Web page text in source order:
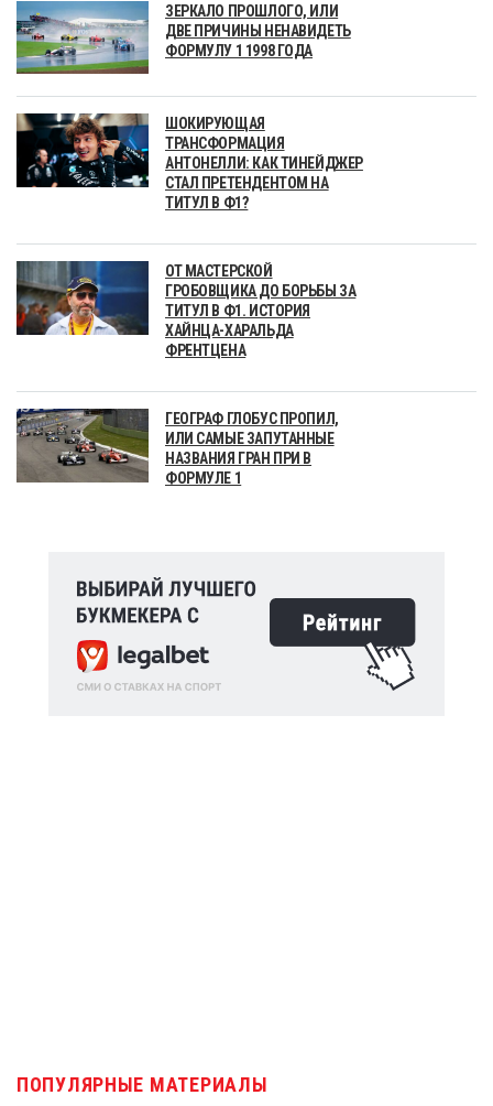
ЗЕРКАЛО ПРОШЛОГО, ИЛИ
ДВЕ ПРИЧИНЫ НЕНАВИДЕТЬ
ФОРМУЛУ 1 1998 ГОДА
ШОКИРУЮЩАЯ
ТРАНСФОРМАЦИЯ
АНТОНЕЛЛИ: КАК ТИНЕЙДЖЕР
СТАЛ ПРЕТЕНДЕНТОМ НА
ТИТУЛ В Ф1?
ОТ МАСТЕРСКОЙ
ГРОБОВЩИКА ДО БОРЬБЫ ЗА
ТИТУЛ В Ф1. ИСТОРИЯ
ХАЙНЦА-ХАРАЛЬДА
ФРЕНТЦЕНА
ГЕОГРАФ ГЛОБУС ПРОПИЛ,
ИЛИ САМЫЕ ЗАПУТАННЫЕ
НАЗВАНИЯ ГРАН ПРИ В
ФОРМУЛЕ 1
ПОПУЛЯРНЫЕ МАТЕРИАЛЫ